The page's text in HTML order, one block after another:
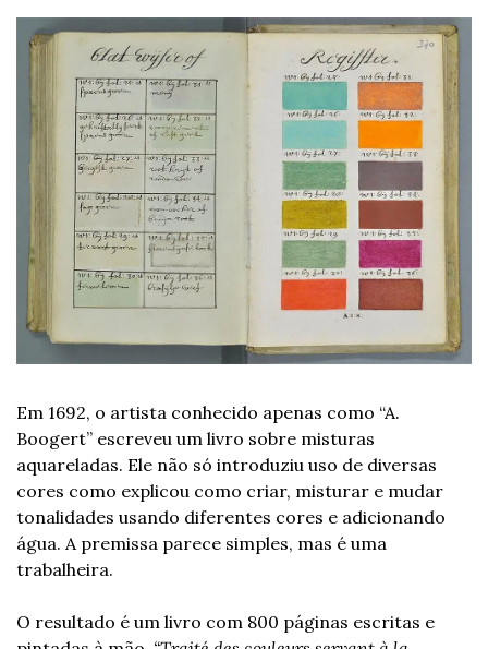
Em 1692, o artista conhecido apenas como “A.
Boogert” escreveu um livro sobre misturas
aquareladas. Ele não só introduziu uso de diversas
cores como explicou como criar, misturar e mudar
tonalidades usando diferentes cores e adicionando
água. A premissa parece simples, mas é uma
trabalheira.
O resultado é um livro com 800 páginas escritas e